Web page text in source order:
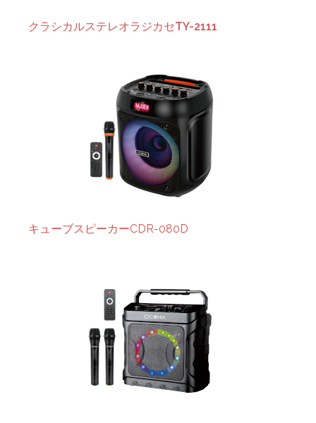
クラシカルステレオラジカセTY-2111
キューブスピーカーCDR-080D